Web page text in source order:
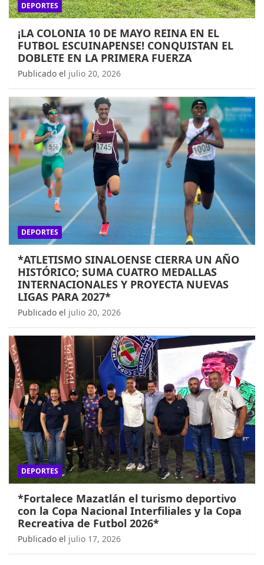
DEPORTES
¡LA COLONIA 10 DE MAYO REINA EN EL
FUTBOL ESCUINAPENSE! CONQUISTAN EL
DOBLETE EN LA PRIMERA FUERZA
Publicado el julio 20, 2026
DEPORTES
*ATLETISMO SINALOENSE CIERRA UN AÑO
HISTÓRICO; SUMA CUATRO MEDALLAS
INTERNACIONALES Y PROYECTA NUEVAS
LIGAS PARA 2027*
Publicado el julio 20, 2026
DEPORTES
*Fortalece Mazatlán el turismo deportivo
con la Copa Nacional Interfiliales y la Copa
Recreativa de Futbol 2026*
Publicado el julio 17, 2026